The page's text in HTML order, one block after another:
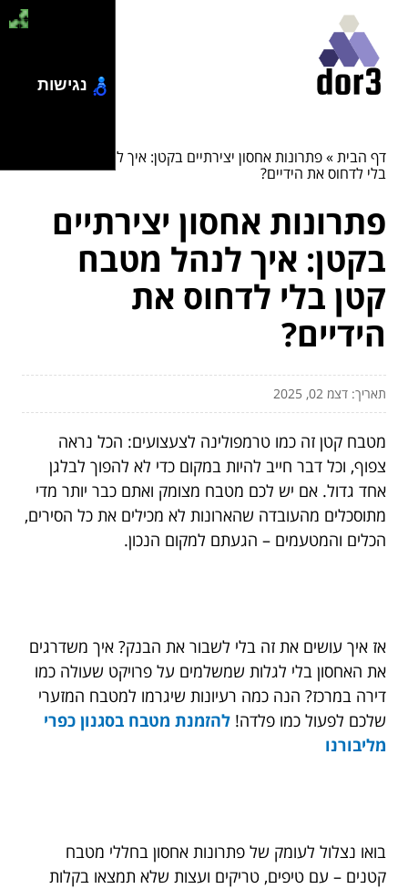
דף הבית»פתרונות אחסון יצירתיים בקטן: איך לנהל מטבח קטן
בלי לדחוס את הידיים?
פתרונות אחסון יצירתיים
בקטן: איך לנהל מטבח
קטן בלי לדחוס את
הידיים?
תאריך: דצמ 02, 2025
מטבח קטן זה כמו טרמפולינה לצעצועים: הכל נראה
צפוף, וכל דבר חייב להיות במקום כדי לא להפוך לבלגן
אחד גדול. אם יש לכם מטבח מצומק ואתם כבר יותר מדי
מתוסכלים מהעובדה שהארונות לא מכילים את כל הסירים,
הכלים והמטעמים – הגעתם למקום הנכון.
אז איך עושים את זה בלי לשבור את הבנק? איך משדרגים
את האחסון בלי לגלות שמשלמים על פרויקט שעולה כמו
דירה במרכז? הנה כמה רעיונות שיגרמו למטבח המזערי
שלכם לפעול כמו פלדה! להזמנת מטבח בסגנון כפרי
מליבורנו
בואו נצלול לעומק של פתרונות אחסון בחללי מטבח
קטנים – עם טיפים, טריקים ועצות שלא תמצאו בקלות
נגישות